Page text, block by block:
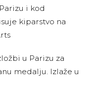
i kod
kiparstvo na
u Parizu za
medalju. Izlaže u